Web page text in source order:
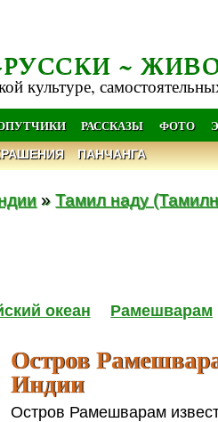
~
культуре,
РАССКАЗЫ ФОТО
ПАНЧАНГА
»Тамил наду
океан Рамешварам
Остров
Индии
Остров Рамешварам